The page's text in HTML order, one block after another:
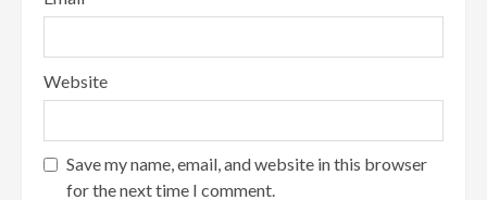
Website
Save my name, email, and website in this browser
for the next time I comment.